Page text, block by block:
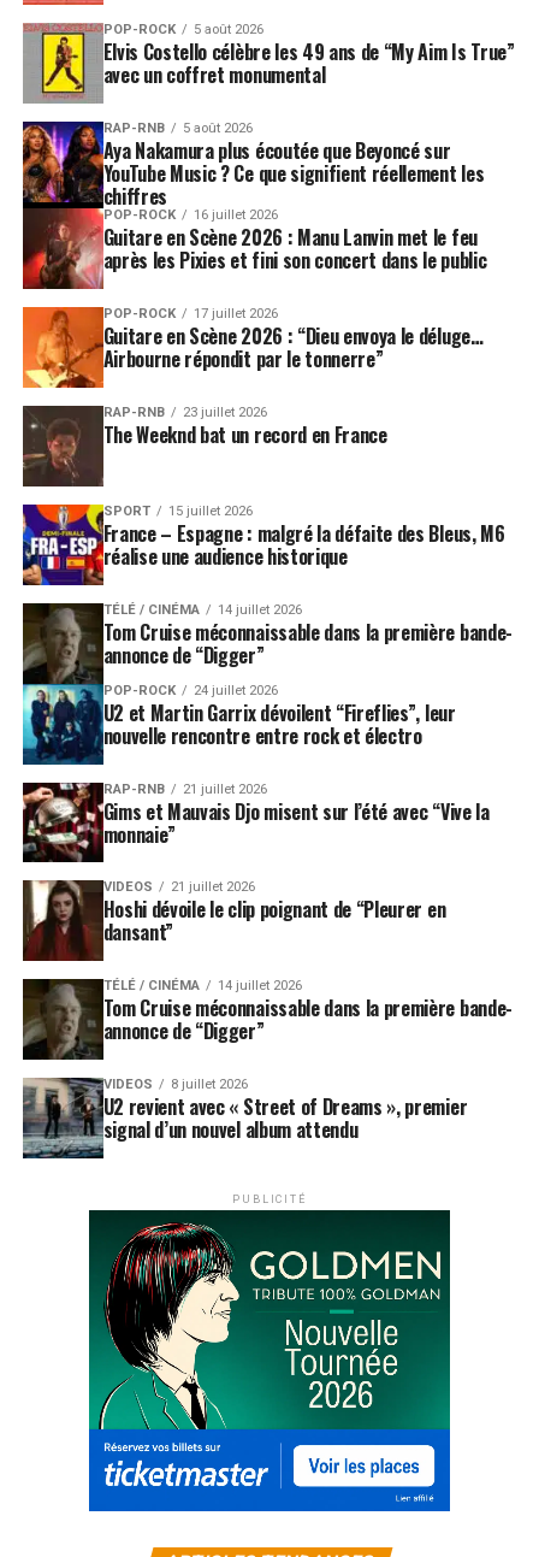
POP-ROCK 5 août 2026
Elvis Costello célèbre les 49 ans de “My Aim Is True”
avec un coffret monumental
RAP-RNB 5 août 2026
Aya Nakamura plus écoutée que Beyoncé sur
YouTube Music ? Ce que signifient réellement les
chiffres
POP-ROCK 16 juillet 2026
Guitare en Scène 2026 : Manu Lanvin met le feu
après les Pixies et fini son concert dans le public
POP-ROCK 17 juillet 2026
Guitare en Scène 2026 : “Dieu envoya le déluge…
Airbourne répondit par le tonnerre”
RAP-RNB 23 juillet 2026
The Weeknd bat un record en France
SPORT 15 juillet 2026
France – Espagne : malgré la défaite des Bleus, M6
réalise une audience historique
TÉLÉ / CINÉMA 14 juillet 2026
Tom Cruise méconnaissable dans la première bande-
annonce de “Digger”
POP-ROCK 24 juillet 2026
U2 et Martin Garrix dévoilent “Fireflies”, leur
nouvelle rencontre entre rock et électro
RAP-RNB 21 juillet 2026
Gims et Mauvais Djo misent sur l’été avec “Vive la
monnaie”
VIDEOS 21 juillet 2026
Hoshi dévoile le clip poignant de “Pleurer en
dansant”
TÉLÉ / CINÉMA 14 juillet 2026
Tom Cruise méconnaissable dans la première bande-
annonce de “Digger”
VIDEOS 8 juillet 2026
U2 revient avec « Street of Dreams », premier
signal d’un nouvel album attendu
PUBLICITÉ